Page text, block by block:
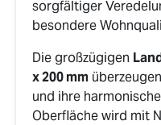
sorgfältiger
besondere
Die großzügigen
x 200 mm
und ihre
Oberfläche wird mit